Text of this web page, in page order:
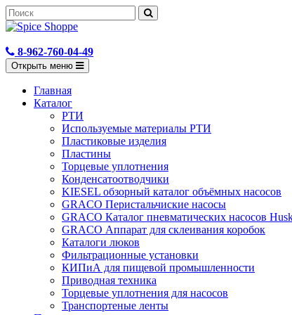
8-962-760-04-49
Открыть меню
Главная
Каталог
РТИ
Используемые материалы РТИ
Пластиковые изделия
Пластины
Торцевые уплотнения
Конденсатоотводчики
KIESEL обзорный каталог объёмных насосов
GRACO Перистальчиские насосы
GRACO Каталог пневматических насосов
GRACO Аппарат для склеивания коробок
Каталоги люков
Фильтрационные установки
КИПиА для пищевой промышленности
Приводная техника
Торцевые уплотнения для насосов
Транспортеные ленты